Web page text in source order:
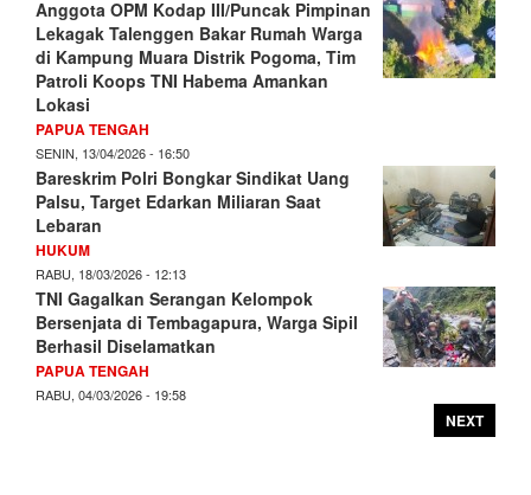
Anggota OPM Kodap III/Puncak Pimpinan
Lekagak Talenggen Bakar Rumah Warga
di Kampung Muara Distrik Pogoma, Tim
Patroli Koops TNI Habema Amankan
Lokasi
PAPUA TENGAH
SENIN, 13/04/2026 - 16:50
Bareskrim Polri Bongkar Sindikat Uang
Palsu, Target Edarkan Miliaran Saat
Lebaran
HUKUM
RABU, 18/03/2026 - 12:13
TNI Gagalkan Serangan Kelompok
Bersenjata di Tembagapura, Warga Sipil
Berhasil Diselamatkan
PAPUA TENGAH
RABU, 04/03/2026 - 19:58
NEXT